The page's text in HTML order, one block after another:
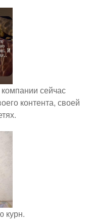
сейчас
контента, своей
курн.